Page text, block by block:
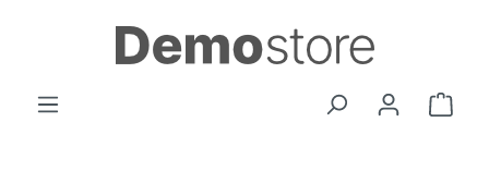
Passer au contenu principal
Le